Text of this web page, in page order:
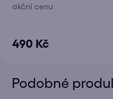
akční cenu
490 Kč
Podobné